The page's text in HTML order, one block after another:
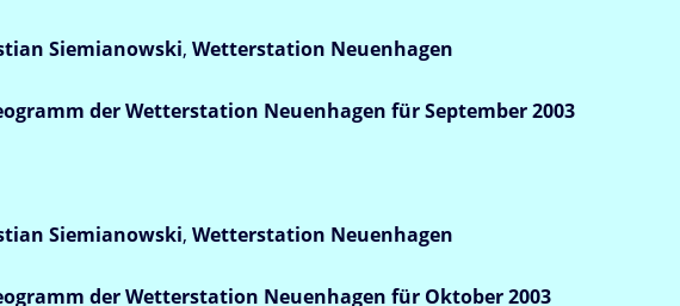
Siemianowski, Wetterstation Neuenhagen
der Wetterstation Neuenhagen für September 2003
Siemianowski, Wetterstation Neuenhagen
der Wetterstation Neuenhagen für Oktober 2003